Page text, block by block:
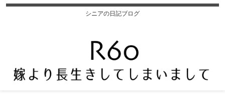
シニアの日記ブログ